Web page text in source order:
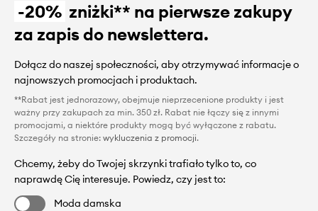
-20% zniżki** na pierwsze zakupy
za zapis do newslettera.
Dołącz do naszej społeczności, aby otrzymywać informacje o
najnowszych promocjach i produktach.
**Rabat jest jednorazowy, obejmuje nieprzecenione produkty i jest
ważny przy zakupach za min. 350 zł. Rabat nie łączy się z innymi
promocjami, a niektóre produkty mogą być wyłączone z rabatu.
Szczegóły na stronie: wykluczenia z promocji.
Chcemy, żeby do Twojej skrzynki trafiało tylko to, co
naprawdę Cię interesuje. Powiedz, czy jest to:
Moda damska